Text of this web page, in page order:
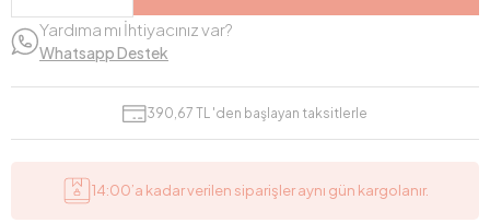
Yardıma mı İhtiyacınız var?
Whatsapp Destek
390,67 TL 'den başlayan taksitlerle
14:00’a kadar verilen siparişler aynı gün kargolanır.